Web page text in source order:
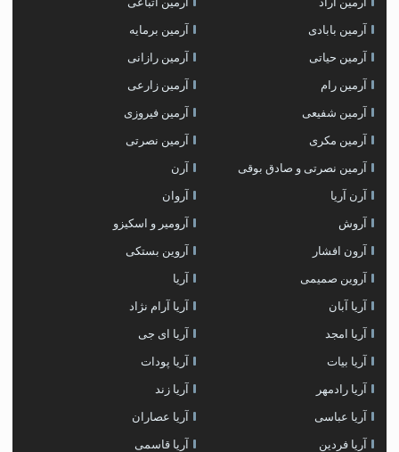
آرمین بابادی آرمین برمایه
آرمین حیاتی آرمین رازانی
آرمین رام آرمین زارعی
آرمین شفیعی آرمین فیروزی
آرمین مکری آرمین نصرتی
آرمین نصرتی و صادق بوقی آرن
آرن آریا آروان
آروش آرومیر و اسکیزو
آرون افشار آروین بستکی
آروین صمیمی آریا
آریا آبان آریا آرام نژاد
آریا امجد آریا ای جی
آریا بیات آریا پودات
آریا رادمهر آریا زند
آریا عباسی آریا عصاران
آریا فردین آریا قاسمی